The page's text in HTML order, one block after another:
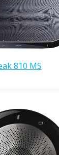
810 MS